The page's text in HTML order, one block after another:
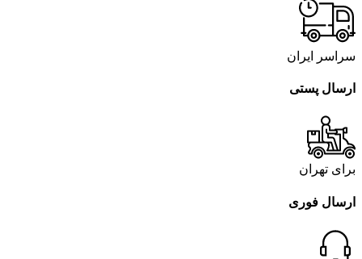
سراسر ایران
ارسال پستی
برای تهران
ارسال فوری